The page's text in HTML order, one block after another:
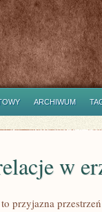
ARCHIWUM
w
przyjazna